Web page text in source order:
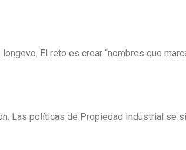
El reto es crear “nombres que
Las políticas de Propiedad Industrial se